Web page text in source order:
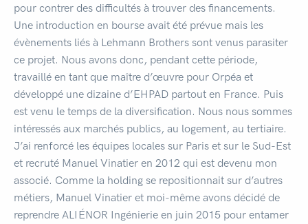
pour contrer des difficultés à trouver des financements.
Une introduction en bourse avait été prévue mais les
évènements liés à Lehmann Brothers sont venus parasiter
ce projet. Nous avons donc, pendant cette période,
travaillé en tant que maître d’œuvre pour Orpéa et
développé une dizaine d’EHPAD partout en France. Puis
est venu le temps de la diversification. Nous nous sommes
intéressés aux marchés publics, au logement, au tertiaire.
J’ai renforcé les équipes locales sur Paris et sur le Sud-Est
et recruté Manuel Vinatier en 2012 qui est devenu mon
associé. Comme la holding se repositionnait sur d’autres
métiers, Manuel Vinatier et moi-même avons décidé de
reprendre ALIÉNOR Ingénierie en juin 2015 pour entamer